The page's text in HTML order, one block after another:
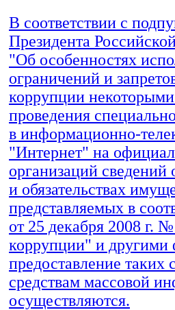
В соответствии с
Президента
"Об особенностях
ограничений и
коррупции
проведения
в информационно-
"Интернет" на
организаций сведений
и обязательствах
представляемых в
от 25 декабря 2008 г.
коррупции" и другими
предоставление
средствам массовой
осуществляются.